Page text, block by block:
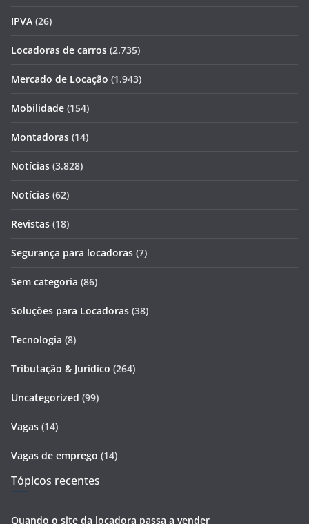
IPVA (26)
Locadoras de carros (2.735)
Mercado de Locação (1.943)
Mobilidade (154)
Montadoras (14)
Notícias (3.828)
Notícias (62)
Revistas (18)
Segurança para locadoras (7)
Sem categoria (86)
Soluções para Locadoras (38)
Tecnologia (8)
Tributação & Jurídico (264)
Uncategorized (99)
Vagas (14)
Vagas de emprego (14)
Tópicos recentes
Quando o site da locadora passa a vender